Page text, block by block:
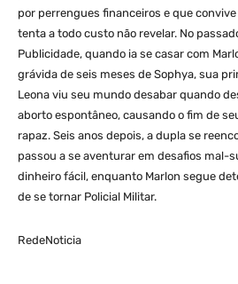
por perrengues financeiros e que
tenta a todo custo não revelar. No
Publicidade, quando ia se casar com
grávida de seis meses de Sophya, sua
Leona viu seu mundo desabar quando
aborto espontâneo, causando o fim de
rapaz. Seis anos depois, a dupla se
passou a se aventurar em desafios mal-
dinheiro fácil, enquanto Marlon segue
de se tornar Policial Militar.
RedeNoticia